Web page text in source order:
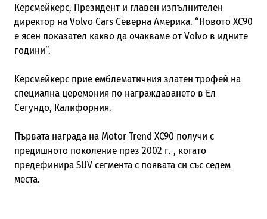
Керсмейкерс, Президент и главен изпълнителен
директор на Volvo Cars Северна Америка. “Новото XC90
е ясен показател какво да очакваме от Volvo в идните
години”.
Kерсмейкерс приеемблематичния златен трофей на
специална церемония по награждаването в Ел
Сегундо, Калифорния.
Първата награда на Motor Trend XC90 получи с
предишното поколение през 2002 г. , когато
предефинира SUV сегмента с появата си със седем
места.